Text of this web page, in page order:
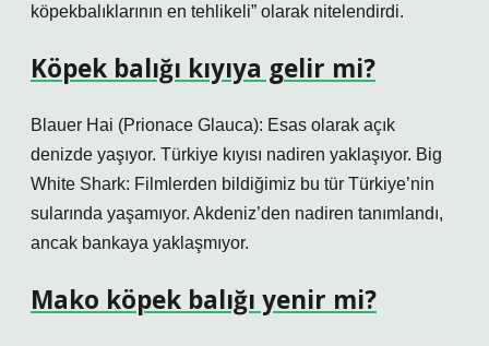
köpekbalıklarının en tehlikeli” olarak nitelendirdi.
Köpek balığı kıyıya gelir mi?
Blauer Hai (Prionace Glauca): Esas olarak açık
denizde yaşıyor. Türkiye kıyısı nadiren yaklaşıyor. Big
White Shark: Filmlerden bildiğimiz bu tür Türkiye’nin
sularında yaşamıyor. Akdeniz’den nadiren tanımlandı,
ancak bankaya yaklaşmıyor.
Mako köpek balığı yenir mi?